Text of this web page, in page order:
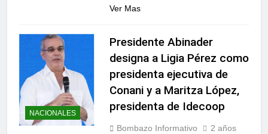
Ver Mas
NACIONALES
Presidente Abinader
designa a Ligia Pérez como
presidenta ejecutiva de
Conani y a Maritza López,
presidenta de Idecoop
Bombazo Informativo
2 años